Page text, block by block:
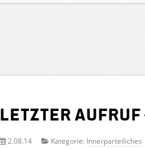
Letzter Aufruf
2.08.14 Kategorie: Innerparteiliches